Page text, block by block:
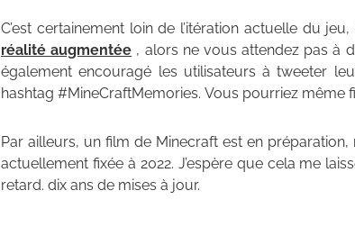
C’est certainement loin de l’itération actuelle du
réalité augmentée , alors ne vous attendez pas à
également encouragé les utilisateurs à tweeter
hashtag #MineCraftMemories. Vous pourriez même
Par ailleurs, un film de Minecraft est en
actuellement fixée à 2022. J’espère que cela me
retard. dix ans de mises à jour.